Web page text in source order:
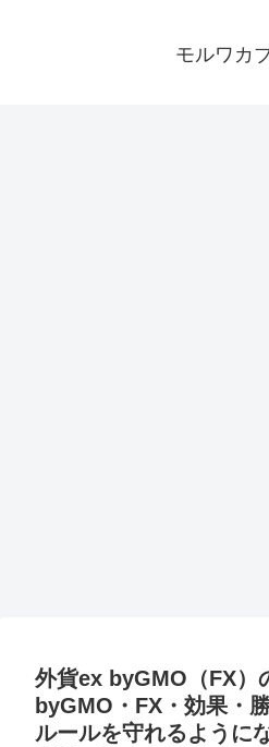
モルワカ
外貨ex byGMO（FX）
byGMO・FX・効果・
ルールを守れるように